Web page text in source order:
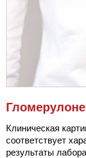
Клиническая
соответствует
результаты